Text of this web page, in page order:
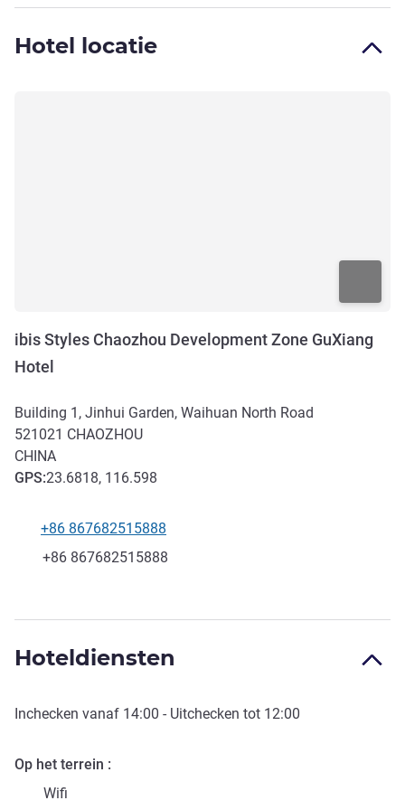
Hotel locatie
ibis Styles Chaozhou Development Zone GuXiang
Hotel
Building 1, Jinhui Garden, Waihuan North Road
521021 CHAOZHOU
CHINA
GPS:23.6818, 116.598
Telefoon
+86 867682515888
Fax
+86 867682515888
Hoteldiensten
Inchecken vanaf 14:00 - Uitchecken tot 12:00
Op het terrein
Wifi